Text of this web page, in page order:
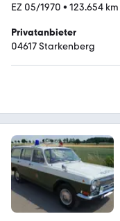
EZ 05/1970 • 123.654 km
Privatanbieter
04617 Starkenberg